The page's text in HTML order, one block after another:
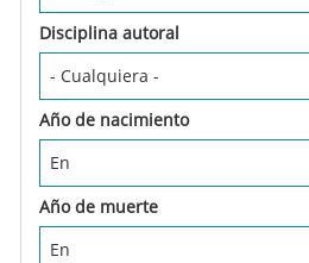
Disciplina autoral